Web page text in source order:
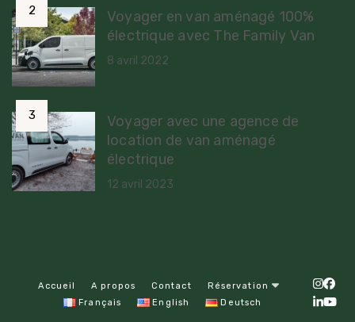
Voyager en van aménagé 100%
électrique avec The Family Van
8 avril 2022
Voyager avec une agence de
location de van aménagé
électrique
12 avril 2023
Accueil A propos Contact
Réservation
Français
English Deutsch